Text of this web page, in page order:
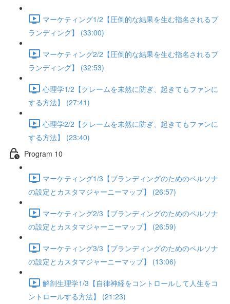
マーケティング1/2【圧倒的な結果を生む指名されるブ
ランディング】 (33:00)
マーケティング2/2【圧倒的な結果を生む指名されるブ
ランディング】 (32:53)
心理学1/2【クレームを未然に防ぎ、起きてもファンに
する方法】 (27:41)
心理学2/2【クレームを未然に防ぎ、起きてもファンに
する方法】 (23:40)
Program 10
マーケティング1/3【ブランディングのためのペルソナ
の設定とカスタマジャーニーマップ】 (26:57)
マーケティング2/3【ブランディングのためのペルソナ
の設定とカスタマジャーニーマップ】 (26:59)
マーケティング3/3【ブランディングのためのペルソナ
の設定とカスタマジャーニーマップ】 (13:06)
解剖生理学1/3【自律神経をコントロールして人生をコ
ントロールする方法】 (21:23)